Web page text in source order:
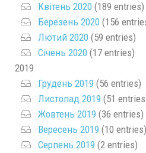
Квітень 2020 (189 entries)
Березень 2020 (156
Лютий 2020 (59 entries)
Січень 2020 (17 entries)
2019
Грудень 2019 (56 entries)
Листопад 2019 (51
Жовтень 2019 (36 entries)
Вересень 2019 (10 entries)
Серпень 2019 (2 entries)